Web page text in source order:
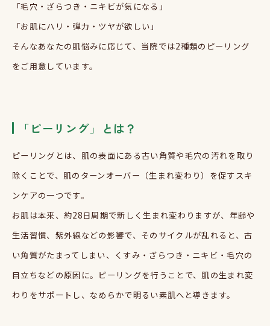
「毛穴・ざらつき・ニキビが気になる」
「お肌にハリ・弾力・ツヤが欲しい」
そんなあなたの肌悩みに応じて、当院では2種類のピーリング
をご用意しています。
「ピーリング」とは？
ピーリングとは、肌の表面にある古い角質や毛穴の汚れを取り
除くことで、肌のターンオーバー（生まれ変わり）を促すスキ
ンケアの一つです。
お肌は本来、約28日周期で新しく生まれ変わりますが、年齢や
生活習慣、紫外線などの影響で、そのサイクルが乱れると、古
い角質がたまってしまい、くすみ・ざらつき・ニキビ・毛穴の
目立ちなどの原因に。ピーリングを行うことで、肌の生まれ変
わりをサポートし、なめらかで明るい素肌へと導きます。